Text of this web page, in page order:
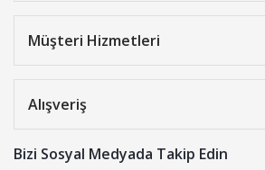
Müşteri Hizmetleri
Alışveriş
Bizi Sosyal Medyada Takip Edin